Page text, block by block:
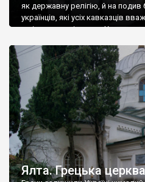
як державну релігію, й на подив
українців, які усіх кавказців
є відданими вірянами Христа
Ялта. Грецька